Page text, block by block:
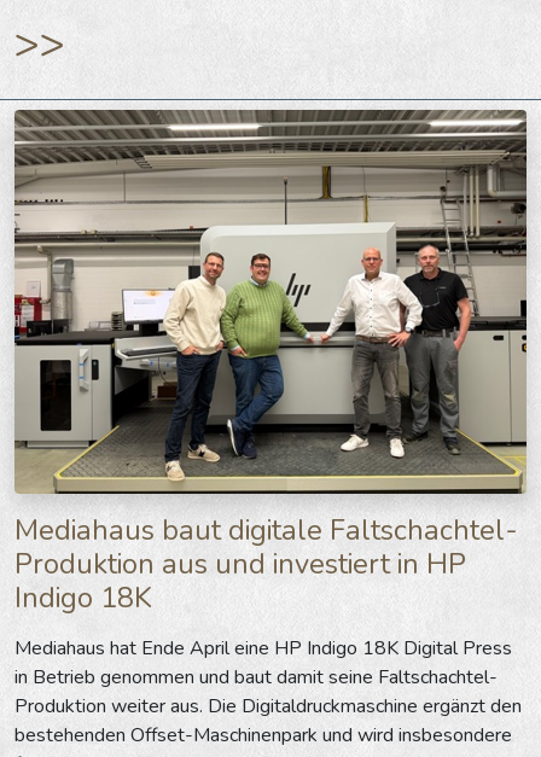
>>
Mediahaus baut digitale Faltschachtel-
Produktion aus und investiert in HP
Indigo 18K
Mediahaus hat Ende April eine HP Indigo 18K Digital Press
in Betrieb genommen und baut damit seine Faltschachtel-
Produktion weiter aus. Die Digitaldruckmaschine ergänzt den
bestehenden Offset-Maschinenpark und wird insbesondere